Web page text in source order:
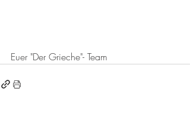
Euer "Der Grieche"- Team